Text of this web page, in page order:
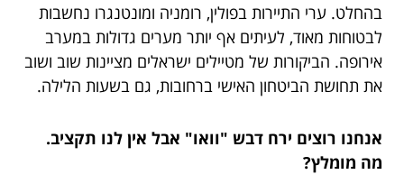
בהחלט. ערי התיירות בפולין, רומניה ומונטנגרו נחשבות
לבטוחות מאוד, לעיתים אף יותר מערים גדולות במערב
אירופה. הביקורות של מטיילים ישראלים מציינות שוב ושוב
את תחושת הביטחון האישי ברחובות, גם בשעות הלילה.
אנחנו רוצים ירח דבש "וואו" אבל אין לנו תקציב.
מה מומלץ?